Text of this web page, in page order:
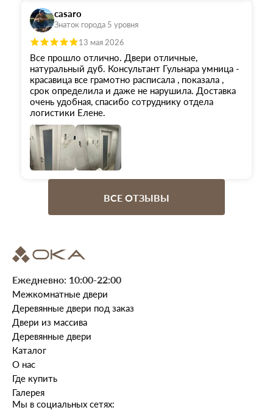
casaro
Знаток города 5 уровня
13 мая 2026
Все прошло отлично. Двери отличные,
натуральный дуб. Консультант Гульнара умница -
красавица все грамотно расписала , показала ,
срок определила и даже не нарушила. Доставка
очень удобная, спасибо сотруднику отдела
логистики Елене.
ВСЕ ОТЗЫВЫ
Ежедневно: 10:00-22:00
Межкомнатные двери
Деревянные двери под заказ
Двери из массива
Деревянные двери
Каталог
О нас
Где купить
Галерея
Мы в социальных сетях: